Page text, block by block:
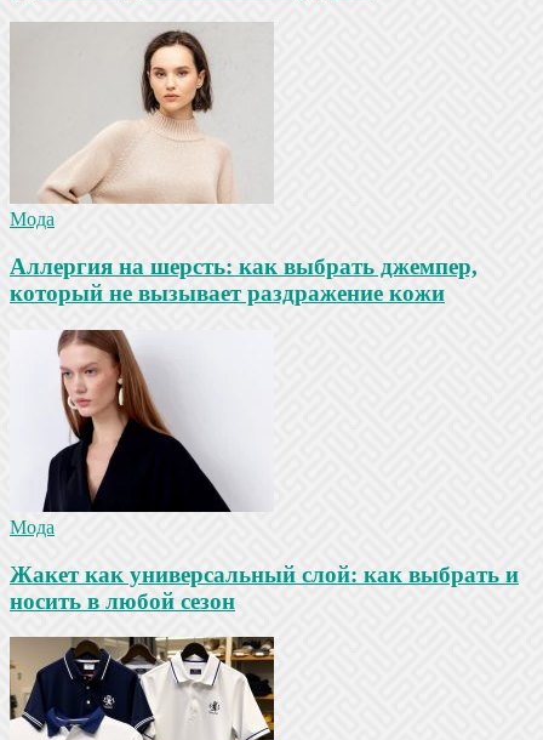
Мода
Аллергия на шерсть: как выбрать джемпер,
который не вызывает раздражение кожи
Мода
Жакет как универсальный слой: как выбрать и
носить в любой сезон